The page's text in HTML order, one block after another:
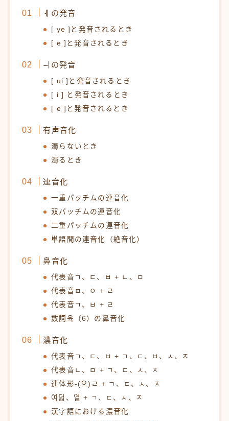
ㅖの発音
[ ye ]と発音されるとき
[ e ]と発音されるとき
ㅢの発音
[ ui ]と発音されるとき
[ i ] と発音されるとき
[ e ]と発音されるとき
有声音化
濁らないとき
濁るとき
連音化
一重パッチムの連音化
双パッチムの連音化
二重パッチムの連音化
単語間の連音化（絶音化）
鼻音化
代表音ㄱ、ㄷ、ㅂ + ㄴ、ㅁ
代表音ㅁ、ㅇ + ㄹ
代表音ㄱ、ㅂ + ㄹ
数詞육（6）の鼻音化
濃音化
代表音ㄱ、ㄷ、ㅂ + ㄱ、ㄷ、ㅂ、ㅅ、ㅈ
代表音ㄴ、ㅁ + ㄱ、ㄷ、ㅅ、ㅈ
連体形-(으)ㄹ + ㄱ、ㄷ、ㅅ、ㅈ
여덟、열 + ㄱ、ㄷ、ㅅ、ㅈ
漢字語における濃音化